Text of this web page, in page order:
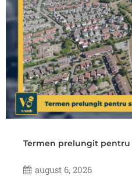
Termen prelungit pentru
august 6, 2026